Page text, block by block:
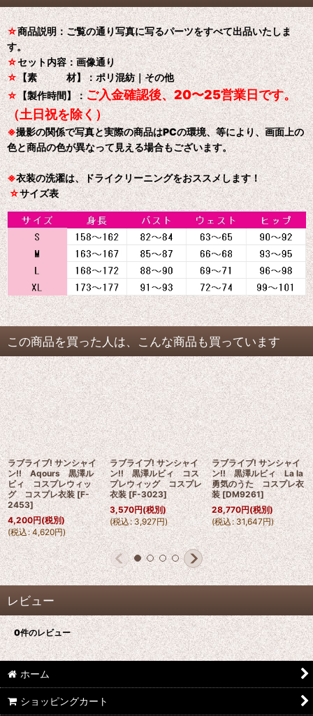
☆商品説明：ご覧の通り写真に写るパーツをすべて出品いたしま
す。
☆セット内容：画像通り
☆【素 材】：ポリ混紡｜その他
☆【製作時間】：ご入金確認後、20〜25営業日です。
（土日祝を除く）
※撮影の関係で写真と実際の商品はPCの環境、等により、画面上の
色と商品の色が異なって見える場合もございます。
※衣装の洗濯は、ドライクリーニングをおススメします！
☆サイズ表
この商品を買った人は、こんな商品も買っています
ラブライブ! サンシャイ
ン!! Aqours 黒澤ル
ビィ コスプレウィッ
グ コスプレ衣装 [F-
2453]
4,200円(税別)
(税込: 4,620円)
ラブライブ! サンシャイ
ン!! 黒澤ルビィ コス
プレウィッグ コスプレ
衣装 [F-3023]
3,570円(税別)
(税込: 3,927円)
ラブライブ! サンシャイ
ン!! 黒澤ルビィ La la
勇気のうた コスプレ衣
装 [DM9261]
28,770円(税別)
(税込: 31,647円)
レビュー
0件のレビュー
ホーム
ショッピングカート